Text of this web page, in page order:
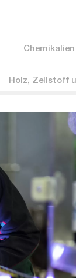
Chemikalien
Holz, Zellstoff